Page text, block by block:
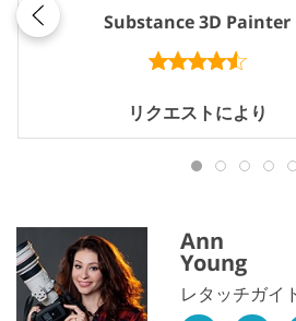
Substance 3D Painter
リクエストにより
Ann
Young
レタッチガイ